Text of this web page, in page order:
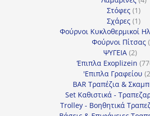
Στόφες 11
Σχάρες 11
Φούρνοι Κυκλοθερμικοί
Φούρνοι Πίτσας
ΨΥΓΕΙΑ 22
Έπιπλα Exoplizein
'Επιπλα Γραφείου
BAR Τραπέζια &
Set Καθιστικά -
Trolley - Βοηθητικά